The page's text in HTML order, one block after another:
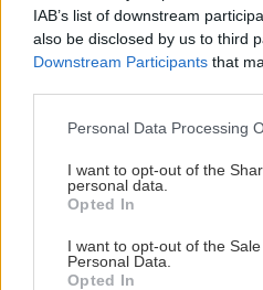
IAB’s list of downstream
also be disclosed by us to third
Downstream Participants that
Please note that this website/
not limited to your visit or usage
grant or deny consent to
use your data for below
consent section.
Personal Data Processing
I want to opt-out of the
personal data.
Opted In
I want to opt-out of the
Personal Data.
Opted In